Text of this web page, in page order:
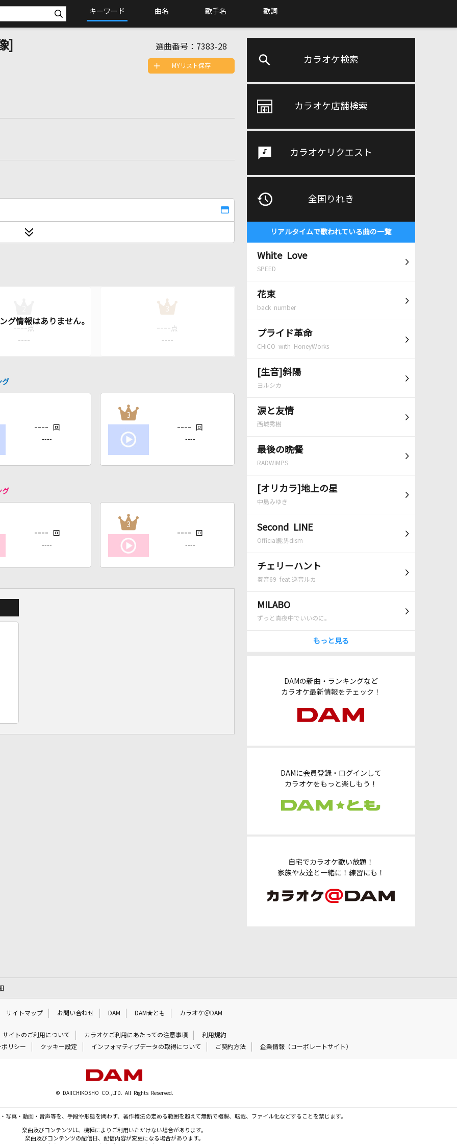
キーワード 曲名 歌手名 歌詞
カラオケ検索
カラオケ店舗検索
カラオケリクエスト
全国りれき
リアルタイムで歌われている曲の一覧
White Love
SPEED
花束
back number
プライド革命
CHiCO with HoneyWorks
[生音]斜陽
ヨルシカ
涙と友情
西城秀樹
最後の晩餐
RADWIMPS
[オリカラ]地上の星
中島みゆき
Second LINE
Official髭男dism
チェリーハント
奏音69 feat.巡音ルカ
MILABO
ずっと真夜中でいいのに。
もっと見る
DAMの新曲・ランキングなど
カラオケ最新情報をチェック！
DAMに会員登録・ログインして
カラオケをもっと楽しもう！
自宅でカラオケ歌い放題！
家族や友達と一緒に！練習にも！
] 選曲番号： 7383-28
MYリスト保存
---- 点
----
3
---- 点
----
グ
---- 回
----
3
---- 回
----
グ
---- 回
----
3
---- 回
----
サイトマップ お問い合わせ DAM DAM★とも カラオケ＠DAM
サイトのご利用について カラオケご利用にあたっての注意事項
利用規約
リシー
クッキー設定 インフォマティブデータの取得について ご契約方法 企業情報（コーポレートサイト）
© DAIICHIKOSHO CO.,LTD. All Rights Reserved.
写真・動画・音声等を、手段や形態を問わず、著作権法の定める範囲を超えて無断で複製、転載、ファイル化などすることを禁じます。
楽曲及びコンテンツは、機種によりご利用いただけない場合があります。
楽曲及びコンテンツの配信日、配信内容が変更になる場合があります。